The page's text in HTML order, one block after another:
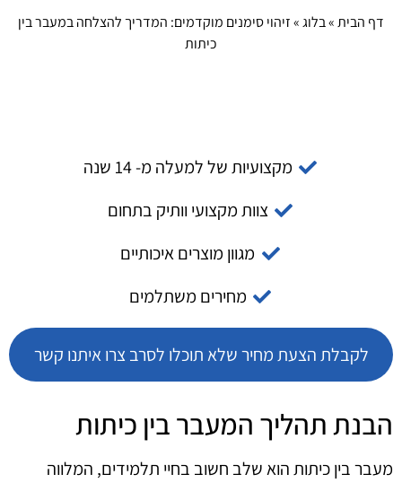
דף הבית»בלוג»זיהוי סימנים מוקדמים: המדריך להצלחה במעבר בין
כיתות
מקצועיות של למעלה מ- 14 שנה
צוות מקצועי וותיק בתחום
מגוון מוצרים איכותיים
מחירים משתלמים
לקבלת הצעת מחיר שלא תוכלו לסרב צרו איתנו קשר
הבנת תהליך המעבר בין כיתות
מעבר בין כיתות הוא שלב חשוב בחיי תלמידים, המלווה